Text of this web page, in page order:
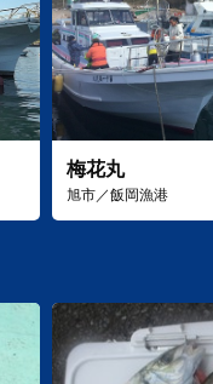
梅花丸
旭市／飯岡漁港